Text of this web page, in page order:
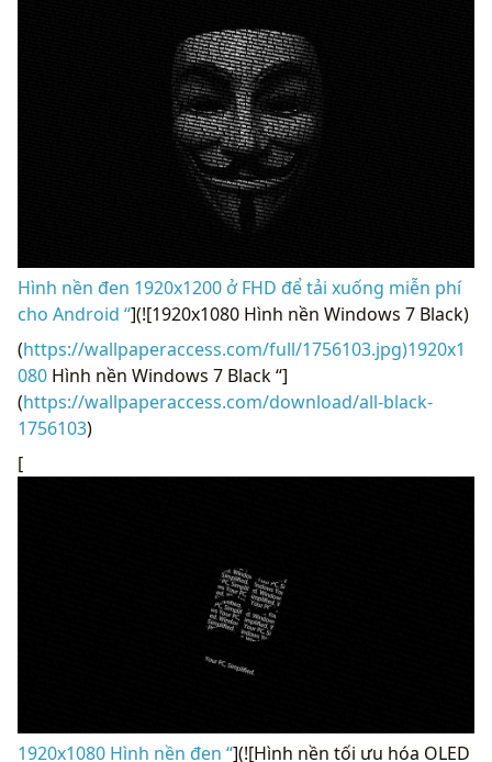
Hình nền đen 1920x1200 ở FHD để tải xuống miễn phí
cho Android “](![1920x1080 Hình nền Windows 7 Black)
(https://wallpaperaccess.com/full/1756103.jpg)1920x1
080 Hình nền Windows 7 Black “]
(https://wallpaperaccess.com/download/all-black-
1756103)
[
1920x1080 Hình nền đen “](![Hình nền tối ưu hóa OLED